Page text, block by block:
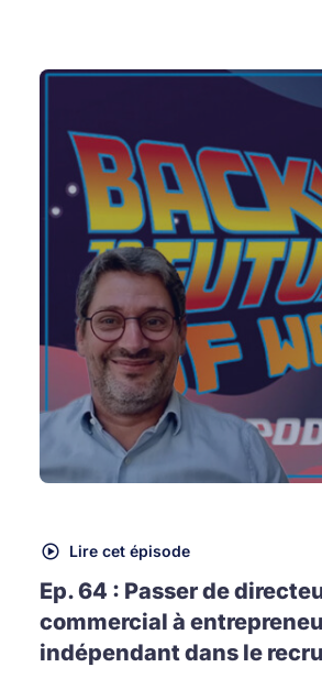
Lire cet épisode
Ep. 64 : Passer de
commercial à
indépendant dans le